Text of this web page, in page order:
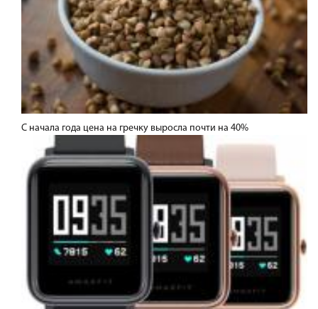
С начала года цена на гречку выросла почти на 40%